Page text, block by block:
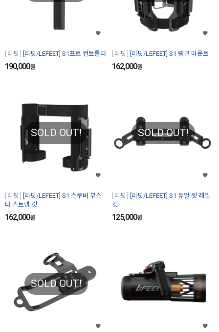
리핏 [리핏/LEFEET] S1프로 컨트롤러
190,000원
리핏 [리핏/LEFEET] S1 탱크 마운트
162,000원
SOLD OUT!
리핏
[리핏/LEFEET] S1 스쿠버 부스
터 스트랩 킷
162,000원
SOLD OUT!
리핏
[리핏/LEFEET] S1 듀얼 젯 레일
킷
125,000원
SOLD OUT!